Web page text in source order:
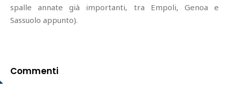
spalle annate già importanti, tra Empoli, Genoa e
Sassuolo appunto).
Commenti